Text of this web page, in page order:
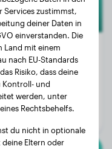
1 Jahr, 10 Monate
Services zustimmst,
deiner Daten in
einverstanden. Die
Land mit einem
nach EU-Standards
Risiko, dass deine
Kontroll- und
werden, unter
Rechtsbehelfs.
du nicht in optionale
Eltern oder